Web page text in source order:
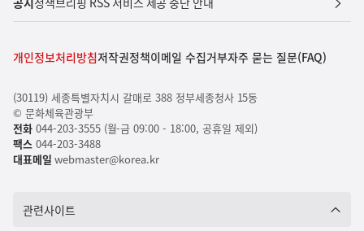
개인정보처리방침저작권정책이메일 수집거부자주 묻는 질문(FAQ)
(30119) 세종특별자치시 갈매로 388 정부세종청사 15동
© 문화체육관광부
전화044-203-3555 (월-금 09:00 - 18:00, 공휴일 제외)
팩스044-203-3488
대표메일 webmaster@korea.kr
관련사이트